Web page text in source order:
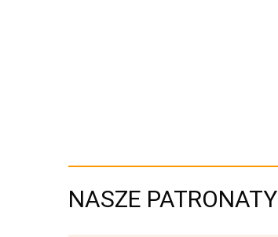
NASZE PATRONATY